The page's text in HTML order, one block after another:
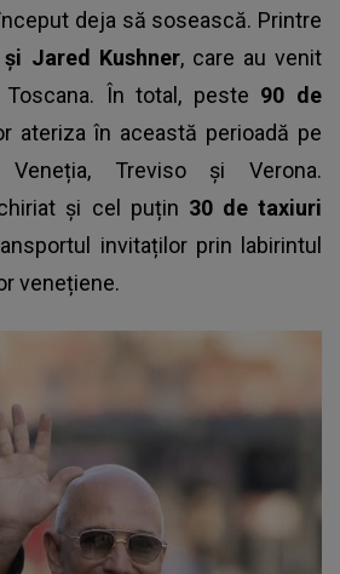
deja să sosească. Printre
Jared Kushner, care au venit
În total, peste 90 de
ateriza în această perioadă pe
Veneția, Treviso și Verona.
și cel puțin 30 de taxiuri
invitaților prin labirintul
venețiene.